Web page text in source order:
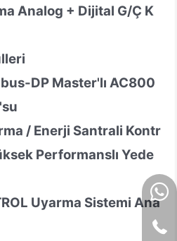
Analog + Dijital G/Ç K
DP Master'lı AC800
/ Enerji Santrali Kontr
Performanslı Yede
Uyarma Sistemi Ana